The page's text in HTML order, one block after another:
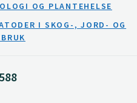
OG PLANTEHELSE
I SKOG-, JORD- OG